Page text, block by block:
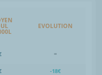
EVOLUTION
=
-18€